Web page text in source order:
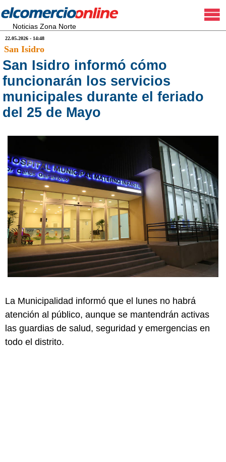
Noticias Zona Norte
22.05.2026 - 14:48
San Isidro
San Isidro informó cómo
funcionarán los servicios
municipales durante el feriado
del 25 de Mayo
La Municipalidad informó que el lunes no habrá
atención al público, aunque se mantendrán activas
las guardias de salud, seguridad y emergencias en
todo el distrito.